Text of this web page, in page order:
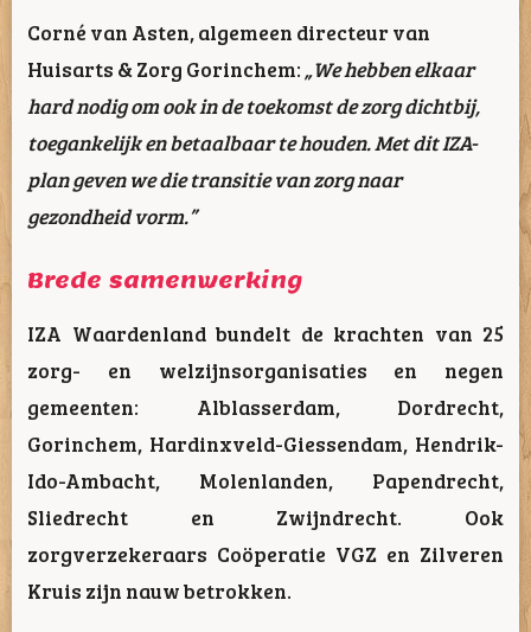
Corné van Asten, algemeen directeur van
Huisarts & Zorg Gorinchem: „We hebben elkaar
hard nodig om ook in de toekomst de zorg dichtbij,
toegankelijk en betaalbaar te houden. Met dit IZA-
plan geven we die transitie van zorg naar
gezondheid vorm.”
Brede samenwerking
IZA Waardenland bundelt de krachten van 25
zorg- en welzijnsorganisaties en negen
gemeenten: Alblasserdam, Dordrecht,
Gorinchem, Hardinxveld-Giessendam, Hendrik-
Ido-Ambacht, Molenlanden, Papendrecht,
Sliedrecht en Zwijndrecht. Ook
zorgverzekeraars Coöperatie VGZ en Zilveren
Kruis zijn nauw betrokken.